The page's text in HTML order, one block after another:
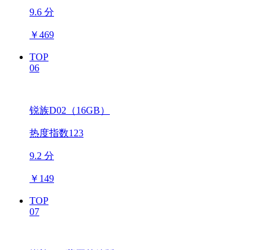
9.6 分
￥469
TOP
06
锐族D02（16GB）
热度指数123
9.2 分
￥ 149
TOP
07